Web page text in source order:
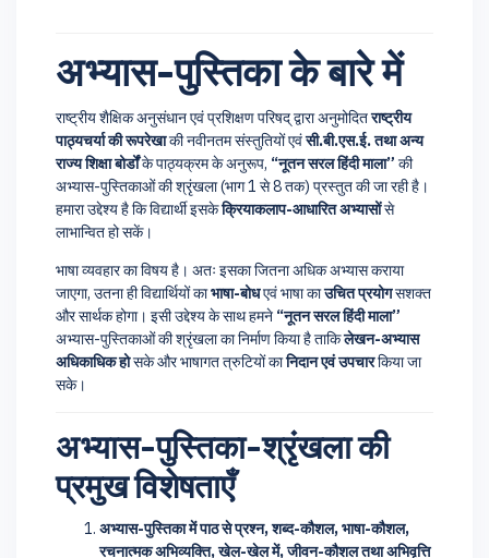
अभ्यास-पुस्तिका के बारे में
राष्ट्रीय शैक्षिक अनुसंधान एवं प्रशिक्षण परिषद् द्वारा अनुमोदितराष्ट्रीय
पाठ्यचर्या की रूपरेखाकी नवीनतम संस्तुतियों एवंसी.बी.एस.ई. तथा अन्य
राज्य शिक्षा बोर्डोंके पाठ्यक्रम के अनुरूप, “नूतन सरल हिंदी माला” की
अभ्यास-पुस्तिकाओं की श्रृंखला (भाग 1 से 8 तक) प्रस्तुत की जा रही है।
हमारा उद्देश्य है कि विद्यार्थी इसकेक्रियाकलाप-आधारित अभ्यासोंसे
लाभान्वित हो सकें।
भाषा व्यवहार का विषय है। अतः इसका जितना अधिक अभ्यास कराया
जाएगा, उतना ही विद्यार्थियों काभाषा-बोधएवं भाषा काउचित प्रयोगसशक्त
और सार्थक होगा। इसी उद्देश्य के साथ हमने “नूतन सरल हिंदी माला”
अभ्यास-पुस्तिकाओं की श्रृंखला का निर्माण किया है ताकिलेखन-अभ्यास
अधिकाधिक होसके और भाषागत त्रुटियों कानिदान एवं उपचारकिया जा
सके।
अभ्यास-पुस्तिका-श्रृंखला की
प्रमुख विशेषताएँ
अभ्यास-पुस्तिका में पाठ से प्रश्न, शब्द-कौशल, भाषा-कौशल,
रचनात्मक अभिव्यक्ति, खेल-खेल में, जीवन-कौशल तथा अभिवृत्ति